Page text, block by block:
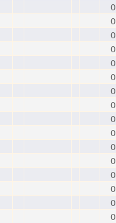
0
0
0
0
0
0
0
0
0
0
0
0
0
0
0
0